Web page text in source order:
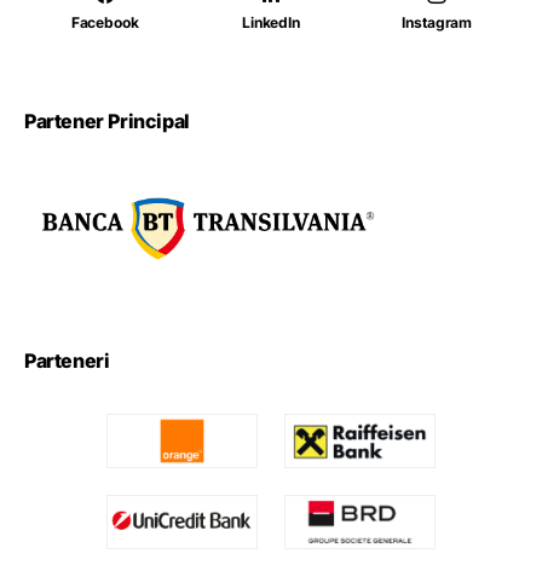
Facebook LinkedIn Instagram
Partener Principal
Parteneri